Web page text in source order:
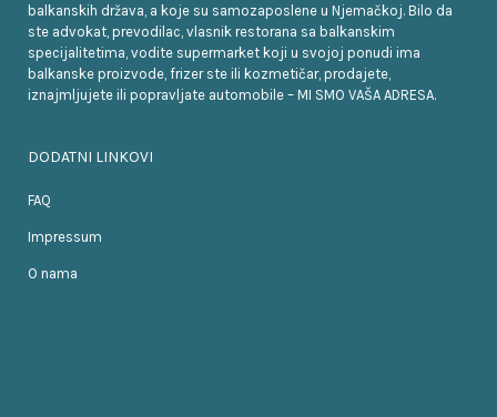
balkanskih država, a koje su samozaposlene u Njemačkoj. Bilo da
ste advokat, prevodilac, vlasnik restorana sa balkanskim
specijalitetima, vodite supermarket koji u svojoj ponudi ima
balkanske proizvode, frizer ste ili kozmetičar, prodajete,
iznajmljujete ili popravljate automobile – MI SMO VAŠA ADRESA.
DODATNI LINKOVI
FAQ
Impressum
O nama